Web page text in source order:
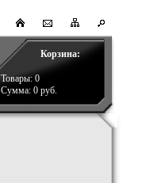
Корзина:
Товары: 0
Сумма: 0 руб.